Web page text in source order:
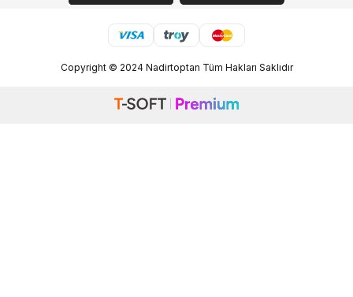
Copyright © 2024 Nadirtoptan Tüm Hakları Saklıdır